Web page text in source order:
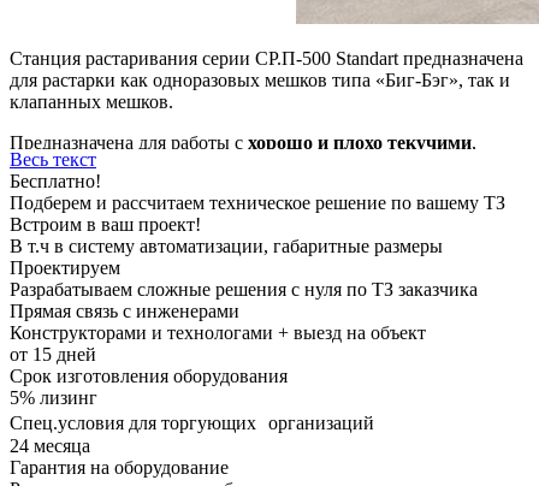
Станция растаривания серии СР.П-500 Standart предназначена
для растарки как одноразовых мешков типа «Биг-Бэг», так и
клапанных мешков.
Предназначена для работы с хорошо и плохо текучими,
химически не агрессивными продуктами с фракцией до 5 мм.
Станция также может служить для временного хранения
продукта.
Весь текст
Бесплатно!
Подберем и рассчитаем техническое решение по вашему ТЗ
Встроим в ваш проект!
В т.ч в систему автоматизации, габаритные размеры
Проектируем
Разрабатываем сложные решения с нуля по ТЗ заказчика
Прямая связь с инженерами
Конструкторами и технологами + выезд на объект
от 15 дней
Срок изготовления оборудования
5% лизинг
Спец.условия для торгующих организаций
24 месяца
Гарантия на оборудование